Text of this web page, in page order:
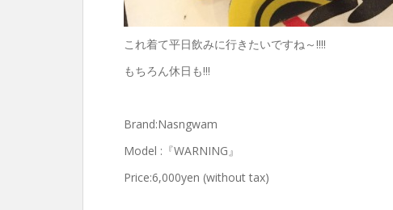
これ着て平日飲みに行きたいですね～!!!!
もちろん休日も!!!
Brand:Nasngwam
Model :『WARNING』
Price:6,000yen (without tax)